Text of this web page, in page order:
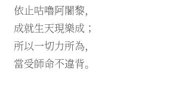
依止咕嚕阿闍黎，
成就生天現樂成；
所以一切力所為，
當受師命不違背。